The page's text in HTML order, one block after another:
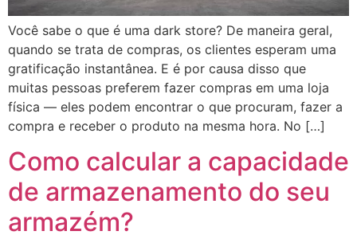
Você sabe o que é uma dark store? De maneira geral,
quando se trata de compras, os clientes esperam uma
gratificação instantânea. E é por causa disso que
muitas pessoas preferem fazer compras em uma loja
física — eles podem encontrar o que procuram, fazer a
compra e receber o produto na mesma hora. No […]
Como calcular a capacidade
de armazenamento do seu
armazém?